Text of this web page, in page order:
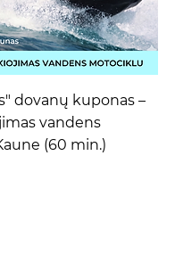
peržiūra
dovanų kuponas –
vandens
(60 min.)